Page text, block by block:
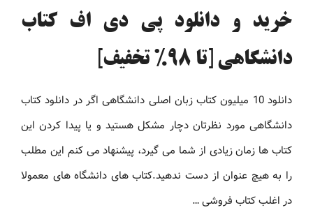
خرید و دانلود پی دی اف کتاب
دانشگاهی [تا 98% تخفیف]
دانلود 10 میلیون کتاب زبان اصلی دانشگاهی اگر در دانلود کتاب
دانشگاهی مورد نظرتان دچار مشکل هستید و یا پیدا کردن این
کتاب ها زمان زیادی از شما می گیرد، پیشنهاد می کنم این مطلب
را به هیچ عنوان از دست ندهید.کتاب های دانشگاه های معمولا
در اغلب کتاب فروشی …